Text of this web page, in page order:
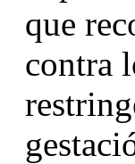
que
contra